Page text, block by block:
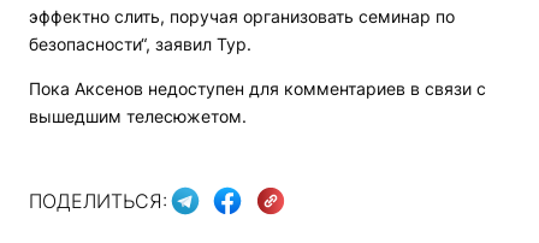
эффектно слить, поручая организовать семинар по
безопасности“, заявил Тур.
Пока Аксенов недоступен для комментариев в связи с
вышедшим телесюжетом.
ПОДЕЛИТЬСЯ: